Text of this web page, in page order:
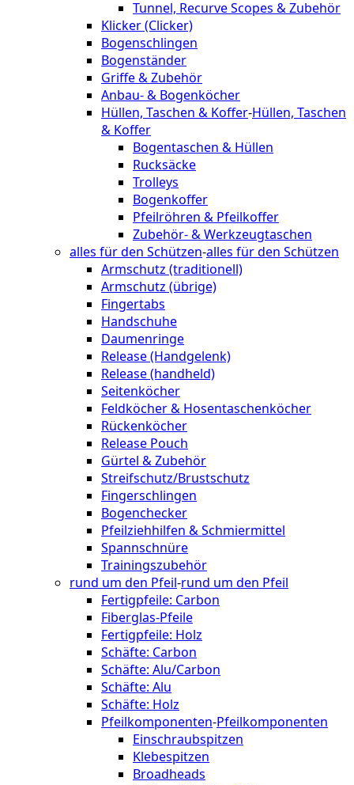
Tunnel, Recurve Scopes & Zubehör
Klicker (Clicker)
Bogenschlingen
Bogenständer
Griffe & Zubehör
Anbau- & Bogenköcher
Hüllen, Taschen & Koffer-Hüllen, Taschen
& Koffer
Bogentaschen & Hüllen
Rucksäcke
Trolleys
Bogenkoffer
Pfeilröhren & Pfeilkoffer
Zubehör- & Werkzeugtaschen
alles für den Schützen-alles für den Schützen
Armschutz (traditionell)
Armschutz (übrige)
Fingertabs
Handschuhe
Daumenringe
Release (Handgelenk)
Release (handheld)
Seitenköcher
Feldköcher & Hosentaschenköcher
Rückenköcher
Release Pouch
Gürtel & Zubehör
Streifschutz/Brustschutz
Fingerschlingen
Bogenchecker
Pfeilziehhilfen & Schmiermittel
Spannschnüre
Trainingszubehör
rund um den Pfeil-rund um den Pfeil
Fertigpfeile: Carbon
Fiberglas-Pfeile
Fertigpfeile: Holz
Schäfte: Carbon
Schäfte: Alu/Carbon
Schäfte: Alu
Schäfte: Holz
Pfeilkomponenten-Pfeilkomponenten
Einschraubspitzen
Klebespitzen
Broadheads